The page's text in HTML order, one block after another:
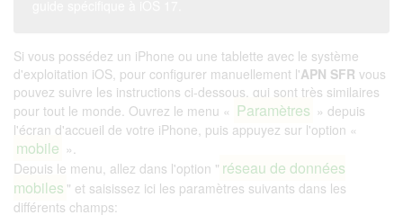
Si vous possédez un iPhone ou une tablette avec le système
d'exploitation iOS, pour configurer manuellement l'APN SFR vous
pouvez suivre les instructions ci-dessous, qui sont très similaires
pour tout le monde. Ouvrez le menu « Paramètres » depuis
l'écran d'accueil de votre iPhone, puis appuyez sur l'option «
mobile ».
Depuis le menu, allez dans l'option " réseau de données
mobiles " et saisissez ici les paramètres suivants dans les
différents champs: